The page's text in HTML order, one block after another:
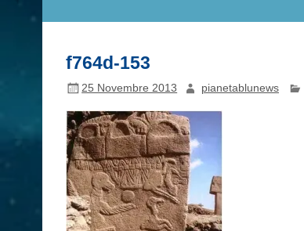
f764d-153
25 Novembre 2013 pianetablunews